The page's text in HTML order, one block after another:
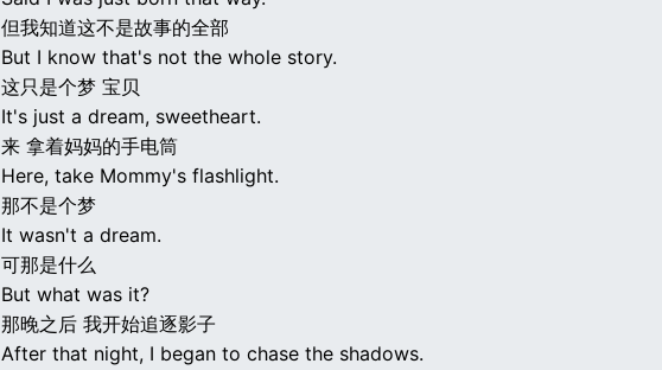
但我知道这不是故事的全部
But I know that's not the whole story.
这只是个梦 宝贝
It's just a dream, sweetheart.
来 拿着妈妈的手电筒
Here, take Mommy's flashlight.
那不是个梦
It wasn't a dream.
可那是什么
But what was it?
那晚之后 我开始追逐影子
After that night, I began to chase the shadows.